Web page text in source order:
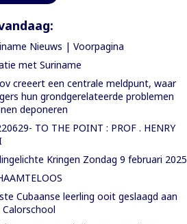
Nieuws | Voorpagina
met Suriname
creeert een centrale meldpunt, waar
hun grondgerelateerde problemen
deponeren
TO THE POINT : PROF . HENRY
Kringen Zondag 9 februari 2025
Cubaanse leerling ooit geslaagd aan
Calorschool